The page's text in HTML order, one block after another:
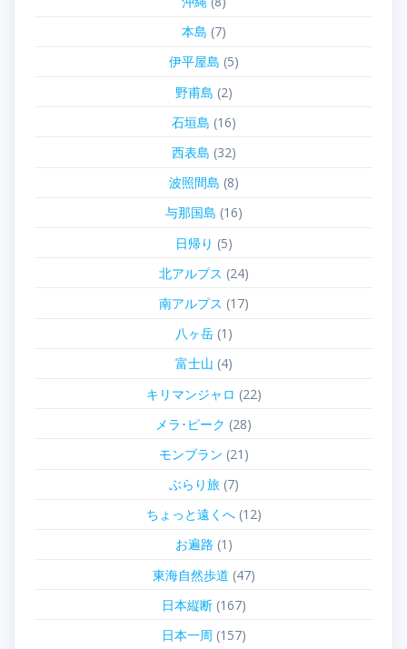
本島 (7)
伊平屋島 (5)
野甫島 (2)
石垣島 (16)
西表島 (32)
波照間島 (8)
与那国島 (16)
日帰り (5)
北アルプス (24)
南アルプス (17)
八ヶ岳(1)
富士山 (4)
キリマンジャロ (22)
メラ･ピーク (28)
モンブラン (21)
ぶらり旅(7)
ちょっと遠くへ(12)
お遍路 (1)
東海自然歩道 (47)
日本縦断(167)
日本一周 (157)